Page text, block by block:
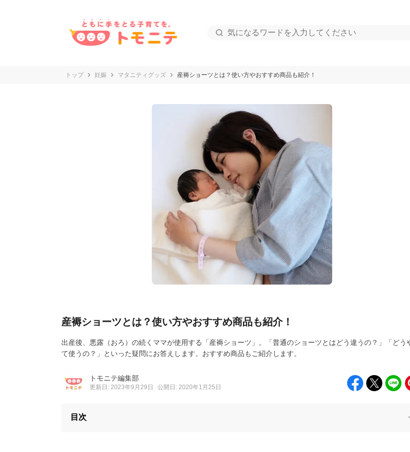
トップ 妊娠 マタニティグッズ 産褥ショーツとは？使い方やおすすめ商品も紹介！
産褥ショーツとは？使い方やおすすめ商品も紹介！
出産後、悪露（おろ）の続くママが使用する「産褥ショーツ」。「普通のショーツとはどう違うの？」「どう
て使うの？」といった疑問にお答えします。おすすめ商品もご紹介します。
トモニテ編集部
更新日: 2023年9月29日 公開日: 2020年1月25日
目次